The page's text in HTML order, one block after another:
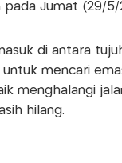
pada Jumat (29/
di antara
untuk mencari
menghalangi
hilang.